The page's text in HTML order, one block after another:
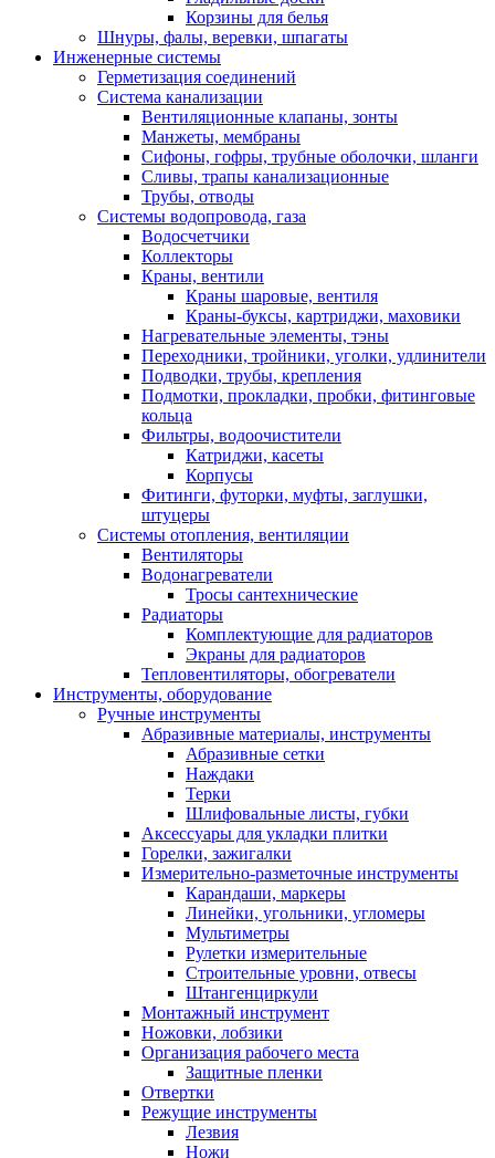
Корзины для белья
Шнуры, фалы, веревки, шпагаты
Инженерные системы
Герметизация соединений
Система канализации
Вентиляционные клапаны, зонты
Манжеты, мембраны
Сифоны, гофры, трубные оболочки, шланги
Сливы, трапы канализационные
Трубы, отводы
Системы водопровода, газа
Водосчетчики
Коллекторы
Краны, вентили
Краны шаровые, вентиля
Краны-буксы, картриджи, маховики
Нагревательные элементы, тэны
Переходники, тройники, уголки, удлинители
Подводки, трубы, крепления
Подмотки, прокладки, пробки, фитинговые
кольца
Фильтры, водоочистители
Катриджи, касеты
Корпусы
Фитинги, футорки, муфты, заглушки,
штуцеры
Системы отопления, вентиляции
Вентиляторы
Водонагреватели
Тросы сантехнические
Радиаторы
Комплектующие для радиаторов
Экраны для радиаторов
Тепловентиляторы, обогреватели
Инструменты, оборудование
Ручные инструменты
Абразивные материалы, инструменты
Абразивные сетки
Наждаки
Терки
Шлифовальные листы, губки
Аксессуары для укладки плитки
Горелки, зажигалки
Измерительно-разметочные инструменты
Карандаши, маркеры
Линейки, угольники, угломеры
Мультиметры
Рулетки измерительные
Строительные уровни, отвесы
Штангенциркули
Монтажный инструмент
Ножовки, лобзики
Организация рабочего места
Защитные пленки
Отвертки
Режущие инструменты
Лезвия
Ножи